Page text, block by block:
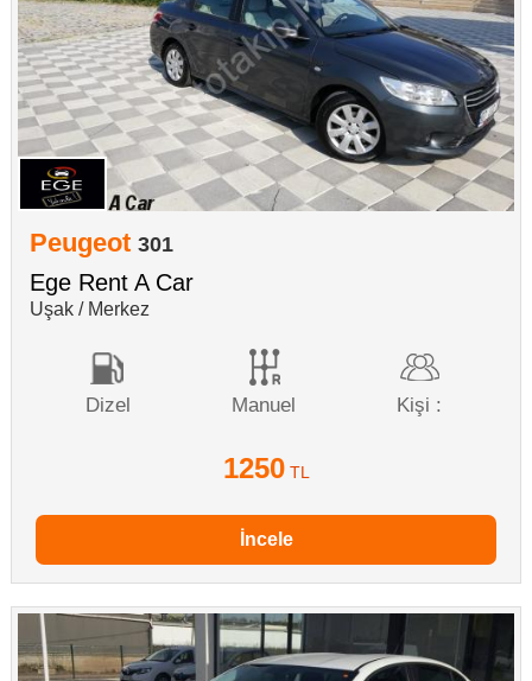
Peugeot 301
Ege Rent A Car
Uşak / Merkez
Dizel Manuel Kişi :
1250 TL
İncele